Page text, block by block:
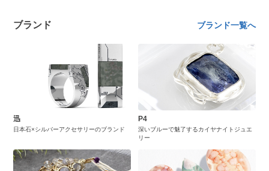
ブランド ブランド一覧へ
迅
日本石×シルバーアクセサリーのブランド
P4
深いブルーで魅了するカイヤナイトジュエ
リー